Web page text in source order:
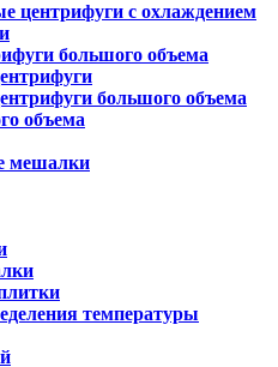
центрифуги с охлаждением
большого объема
большого объема
объема
мешалки
температуры